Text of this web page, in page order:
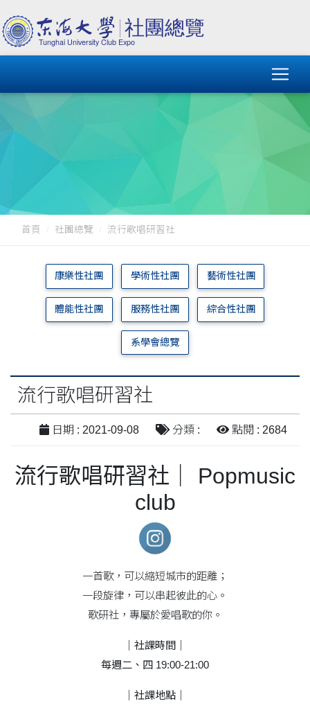
首頁 社團總覽 流行歌唱研習社
康樂性社團 學術性社團 藝術性社團
體能性社團 服務性社團 綜合性社團
系學會總覽
流行歌唱研習社
日期 : 2021-09-08 分類 : 點閱 : 2684
流行歌唱研習社｜
Popmusic
club
一首歌，可以縮短城市的距離；
一段旋律，可以串起彼此的心。
歌研社，專屬於愛唱歌的你。
｜社課時間｜
每週二、四 19:00-21:00
｜社課地點｜